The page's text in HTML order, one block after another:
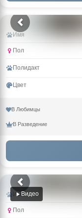
Имя
Пол
Полидакт
Цвет
В Любимцы
В Разведение
Видео
Имя
Пол